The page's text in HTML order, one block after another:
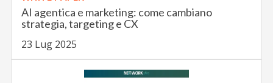
AI agentica e marketing: come cambiano
strategia, targeting e CX
23 Lug 2025